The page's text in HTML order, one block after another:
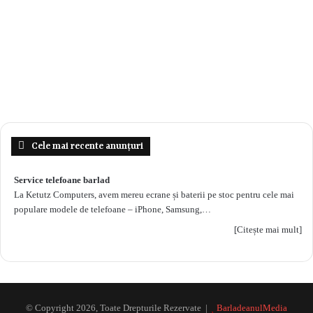
Cele mai recente anunțuri
Service telefoane barlad
La Ketutz Computers, avem mereu ecrane și baterii pe stoc pentru cele mai
populare modele de telefoane – iPhone, Samsung,…
[Citește mai mult]
© Copyright 2026, Toate Drepturile Rezervate | BarladeanulMedia